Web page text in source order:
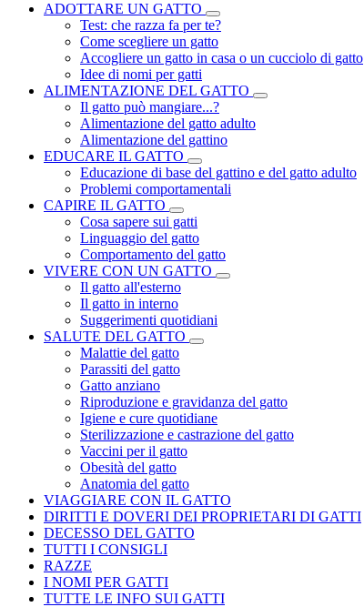
ADOTTARE UN GATTO
Test: che razza fa per te?
Come scegliere un gatto
Accogliere un gatto in casa o un cucciolo di gatto
Idee di nomi per gatti
ALIMENTAZIONE DEL GATTO
Il gatto può mangiare...?
Alimentazione del gatto adulto
Alimentazione del gattino
EDUCARE IL GATTO
Educazione di base del gattino e del gatto adulto
Problemi comportamentali
CAPIRE IL GATTO
Cosa sapere sui gatti
Linguaggio del gatto
Comportamento del gatto
VIVERE CON UN GATTO
Il gatto all'esterno
Il gatto in interno
Suggerimenti quotidiani
SALUTE DEL GATTO
Malattie del gatto
Parassiti del gatto
Gatto anziano
Riproduzione e gravidanza del gatto
Igiene e cure quotidiane
Sterilizzazione e castrazione del gatto
Vaccini per il gatto
Obesità del gatto
Anatomia del gatto
VIAGGIARE CON IL GATTO
DIRITTI E DOVERI DEI PROPRIETARI DI GATTI
DECESSO DEL GATTO
TUTTI I CONSIGLI
RAZZE
I NOMI PER GATTI
TUTTE LE INFO SUI GATTI